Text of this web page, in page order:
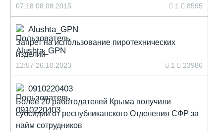
07:18 08.08.2015 1 8595
Alushta_GPN
Запрет на использование пиротехнических
изделий
12:57 26.10.2023 1 23986
0910220403
Более 20 работодателей Крыма получили
субсидии от республиканского Отделения СФР за
найм сотрудников